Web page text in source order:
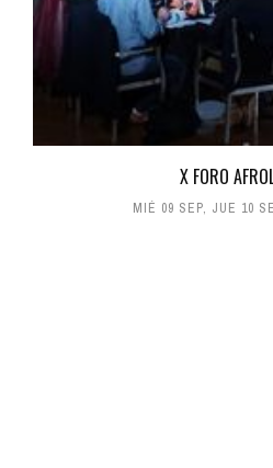
X FORO
MIÉ 09 SEP, JUE 10